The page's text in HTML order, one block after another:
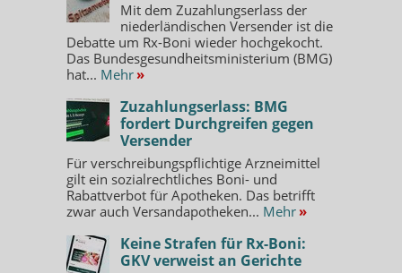
Mit dem Zuzahlungserlass der
niederländischen Versender ist die
Debatte um Rx-Boni wieder hochgekocht.
Das Bundesgesundheitsministerium (BMG)
hat... Mehr »
Zuzahlungserlass: BMG
fordert Durchgreifen gegen
Versender
Für verschreibungspflichtige Arzneimittel
gilt ein sozialrechtliches Boni- und
Rabattverbot für Apotheken. Das betrifft
zwar auch Versandapotheken... Mehr »
Keine Strafen für Rx-Boni:
GKV verweist an Gerichte